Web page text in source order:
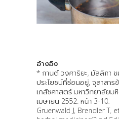
อ้างอิง
* กานต์ วงศาริยะ, มัลลิกา
ประโยชน์ที่ซ่อนอยู่, จุลาสา
เภสัชศาสตร์ มหาวิทยาลัยม
เมษายน 2552. หน้า 3-10.
Gruenwald J, Brendler T,